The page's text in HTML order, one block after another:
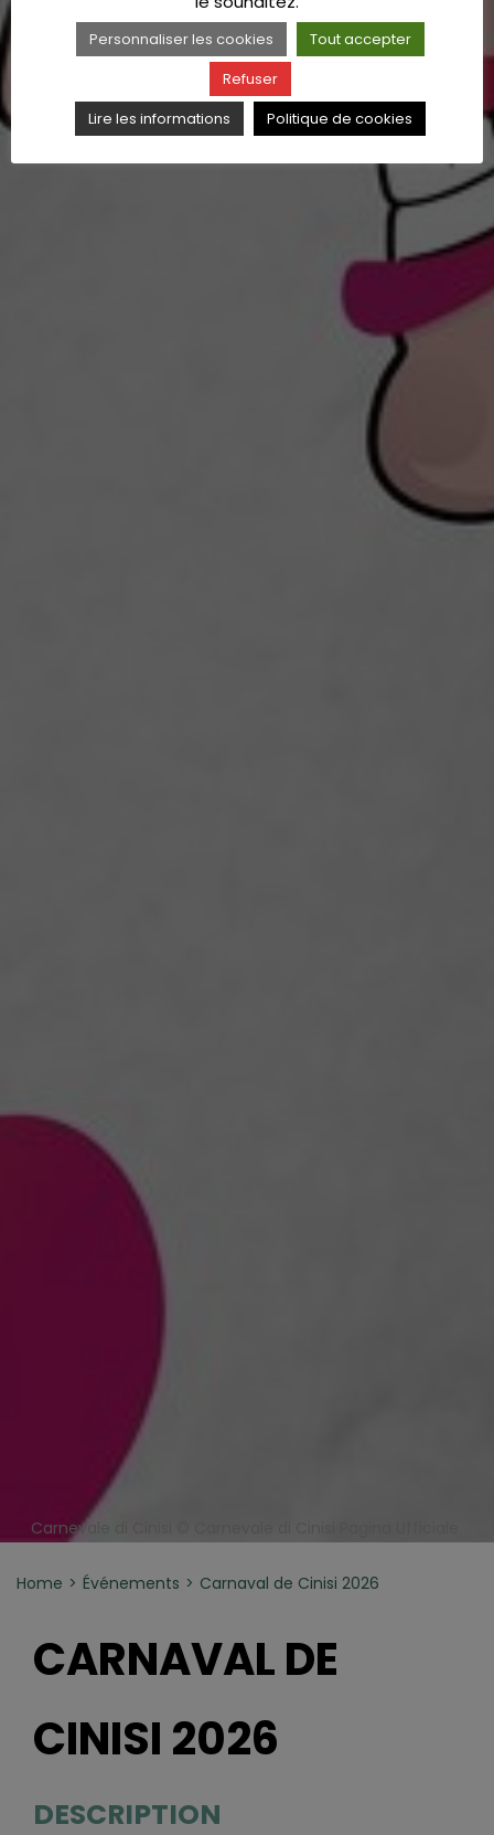
Carnevale di Cinisi © Carnevale di Cinisi Pagina Ufficiale
Home Événements Carnaval de Cinisi 2026
CARNAVAL DE
CINISI 2026
DESCRIPTION
Personnaliser les cookies
Tout accepter
Refuser
Lire les informations
Politique de cookies